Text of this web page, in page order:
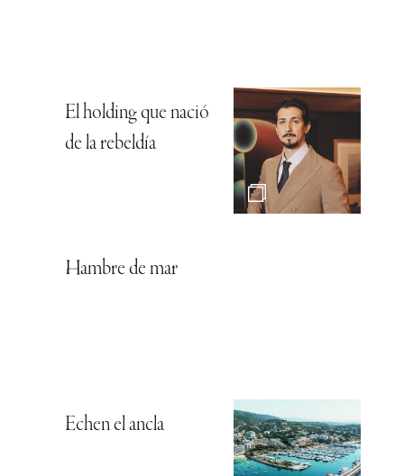
El holding que nació
de la rebeldía
Hambre de mar
Echen el ancla